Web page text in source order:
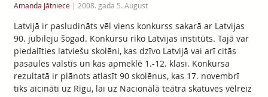
Amanda Jātniece| 2008. gada 5. August
Latvijā ir pasludināts vēl viens konkurss sakarā ar Latvijas
90. jubileju šogad. Konkursu rīko Latvijas institūts. Tajā var
piedalīties latviešu skolēni, kas dzīvo Latvijā vai arī citās
pasaules valstīs un kas apmeklē 1.-12. klasi. Konkursa
rezultatā ir plānots atlasīt 90 skolēnus, kas 17. novembrī
tiks aicināti uz Rīgu, lai uz Nacionālā teātra skatuves vēlreiz